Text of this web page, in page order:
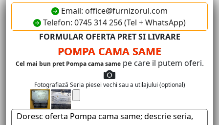
Email: office@furnizorul.com
Telefon: 0745 314 256 (Tel + WhatsApp)
FORMULAR OFERTA PRET SI LIVRARE
POMPA CAMA SAME
Cel mai bun pret Pompa cama samepe care il putem oferi.
Fotografiază Seria piesei vechi sau a utilajului (optional)